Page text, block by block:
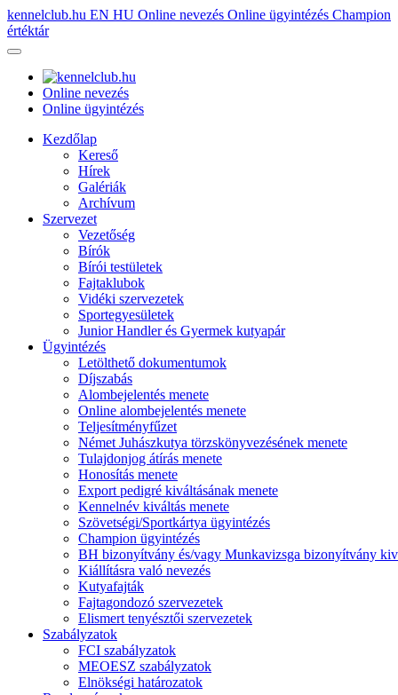
kennelclub.hu EN HU Online nevezés Online ügyintézés Champion
értéktár
Online nevezés
Online ügyintézés
Kezdőlap
Kereső
Hírek
Galériák
Archívum
Szervezet
Vezetőség
Bírók
Bírói testületek
Fajtaklubok
Vidéki szervezetek
Sportegyesületek
Junior Handler és Gyermek kutyapár
Ügyintézés
Letölthető dokumentumok
Díjszabás
Alombejelentés menete
Online alombejelentés menete
Teljesítményfűzet
Német Juhászkutya törzskönyvezésének menete
Tulajdonjog átírás menete
Honosítás menete
Export pedigré kiváltásának menete
Kennelnév kiváltás menete
Szövetségi/Sportkártya ügyintézés
Champion ügyintézés
BH bizonyítvány és/vagy Munkavizsga bizonyítvány
Kiállításra való nevezés
Kutyafajták
Fajtagondozó szervezetek
Elismert tenyésztői szervezetek
Szabályzatok
FCI szabályzatok
MEOESZ szabályzatok
Elnökségi határozatok